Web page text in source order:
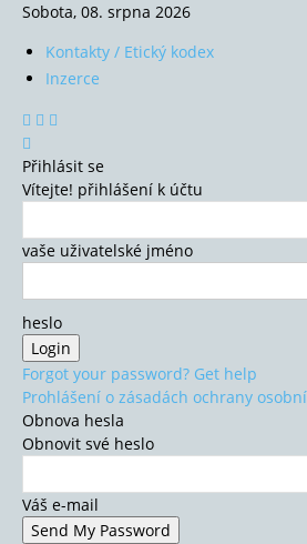
Sobota, 08. srpna 2026
Kontakty / Etický kodex
Inzerce
Přihlásit se
Vítejte! přihlášení k účtu
vaše uživatelské jméno
heslo
Forgot your password? Get help
Prohlášení o zásadách ochrany
Obnova hesla
Obnovit své heslo
Váš e-mail